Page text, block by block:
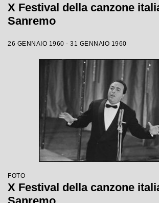
X Festival della canzone
Sanremo
26 GENNAIO 1960 - 31 GENNAIO 1960
FOTO
X Festival della canzone